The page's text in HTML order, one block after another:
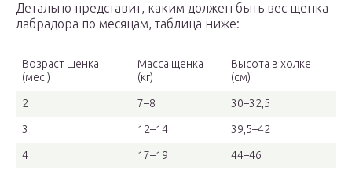
Детально представит, каким должен быть вес щенка
лабрадора по месяцам, таблица ниже:
Возраст щенка
(мес.)
Масса щенка
(кг)
Высота в холке
(см)
2 7–8 30–32,5
3 12–14 39,5–42
4 17–19 44–46